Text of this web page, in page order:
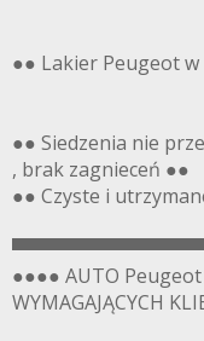
●● Lakier Peugeot
●● Siedzenia nie
, brak zagnieceń ●●
●● Czyste i
●●●● AUTO Peugeot
WYMAGAJĄCYCH